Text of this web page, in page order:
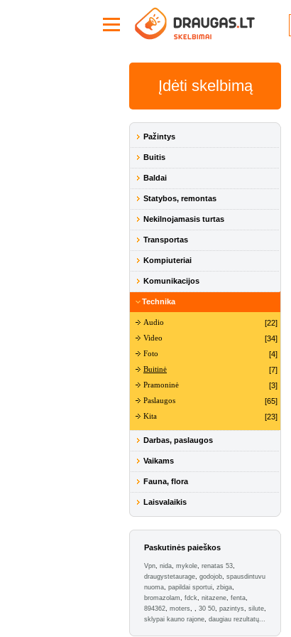
Įdėti skelbimą
Pažintys
Buitis
Baldai
Statybos, remontas
Nekilnojamasis turtas
Transportas
Kompiuteriai
Komunikacijos
Technika
Audio [22]
Video [34]
Foto [4]
Buitinė [7]
Pramoninė [3]
Paslaugos [65]
Kita [23]
Darbas, paslaugos
Vaikams
Fauna, flora
Laisvalaikis
Paskutinės paieškos
Vpn, nida, mykole, renatas 53,
draugystetaurage, godojob, spausdintuvu
nuoma, papildai sportui, zbiga,
bromazolam, fdck, nitazene, fenta,
894362, moters, , 30 50, pazintys, silute,
sklypai kauno rajone, daugiau rezultatų...